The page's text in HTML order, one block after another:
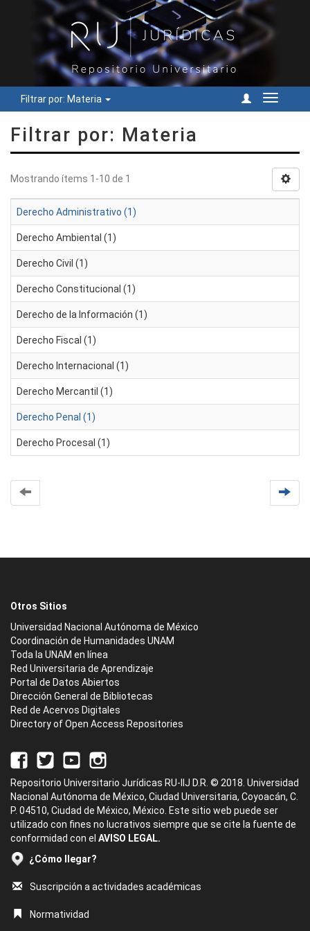
Filtrar por: Materia
Cambiar
Filtrar por: Materia
Mostrando ítems 1-10 de 1
Derecho Administrativo (1)
Derecho Ambiental (1)
Derecho Civil (1)
Derecho Constitucional (1)
Derecho de la Información (1)
Derecho Fiscal (1)
Derecho Internacional (1)
Derecho Mercantil (1)
Derecho Penal (1)
Derecho Procesal (1)
Otros Sitios
Universidad Nacional Autónoma de México
Coordinación de Humanidades UNAM
Toda la UNAM en línea
Red Universitaria de Aprendizaje
Portal de Datos Abiertos
Dirección General de Bibliotecas
Red de Acervos Digitales
Directory of Open Access Repositories
Repositorio Universitario Jurídicas RU-IIJ D.R. © 2018. Universidad
Nacional Autónoma de México, Ciudad Universitaria, Coyoacán, C.
P. 04510, Ciudad de México, México. Este sitio web puede ser
utilizado con fines no lucrativos siempre que se cite la fuente de
conformidad con el AVISO LEGAL.
¿Cómo llegar?
Suscripción a actividades académicas
Normatividad